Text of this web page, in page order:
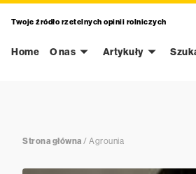
Twoje źródło rzetelnych opinii rolniczych
Home O nas Artykuły
Strona główna / Agrounia